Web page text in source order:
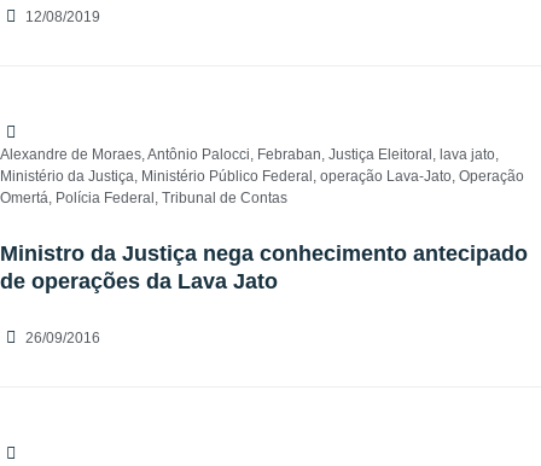
12/08/2019
Alexandre de Moraes,Antônio Palocci, Febraban, Justiça Eleitoral , lava jato,
Ministério da Justiça, Ministério Público Federal , operação Lava-Jato, Operação
Omertá, Polícia Federal , Tribunal de Contas
Ministro da Justiça nega conhecimento antecipado
de operações da Lava Jato
26/09/2016